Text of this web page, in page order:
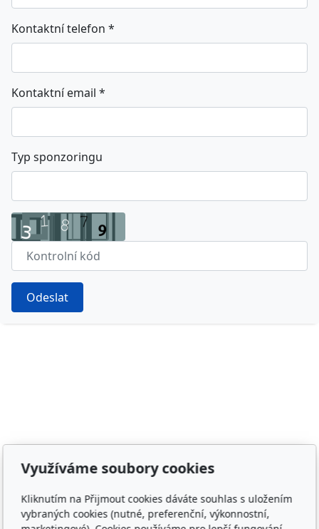
Kontaktní telefon *
Kontaktní email *
Typ sponzoringu
Odeslat
IČ 22852778
Bankovní spojení: 2001874788/2010
Využíváme soubory cookies
Kliknutím na Přijmout cookies dáváte souhlas s uložením
vybraných cookies (nutné, preferenční, výkonnostní,